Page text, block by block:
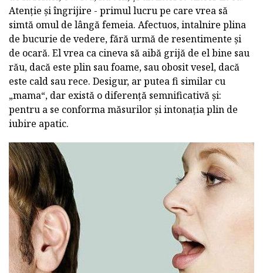
Atenție și îngrijire - primul lucru pe care vrea să
simtă omul de lângă femeia. Afectuos, intalnire plina
de bucurie de vedere, fără urmă de resentimente și
de ocară. El vrea ca cineva să aibă grijă de el bine sau
rău, dacă este plin sau foame, sau obosit vesel, dacă
este cald sau rece. Desigur, ar putea fi similar cu
„mama“, dar există o diferență semnificativă și:
pentru a se conforma măsurilor și intonația plin de
iubire apatic.